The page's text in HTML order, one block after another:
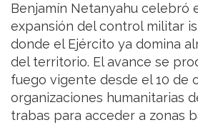
Benjamín Netanyahu celebró
expansión del control militar
donde el Ejército ya domina
del territorio. El avance se
fuego vigente desde el 10 de
organizaciones humanitarias
trabas para acceder a zonas